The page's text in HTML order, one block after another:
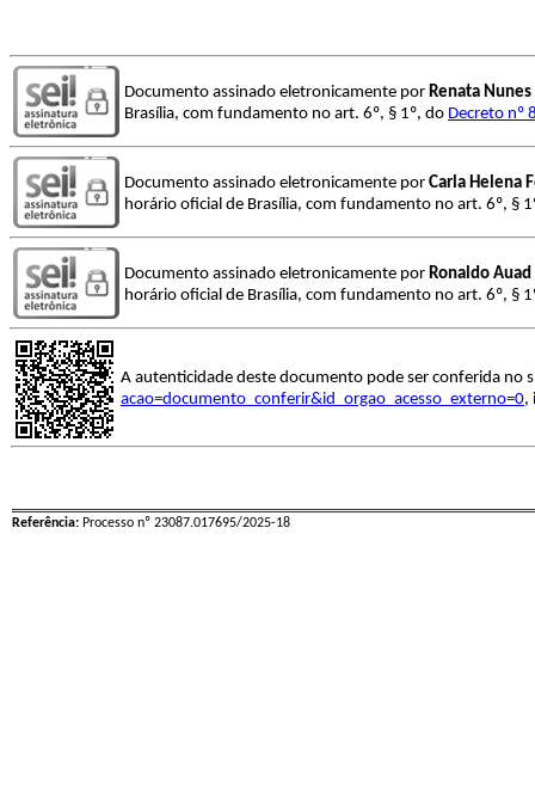
Documento assinado eletronicamente por Renata Nunes
Brasília, com fundamento no art. 6º, § 1º, do Decreto nº
Documento assinado eletronicamente por Carla Helena
horário oficial de Brasília, com fundamento no art. 6º, §
Documento assinado eletronicamente por Ronaldo
horário oficial de Brasília, com fundamento no art. 6º, §
A autenticidade deste documento pode ser conferida no
acao=documento_conferir&id_orgao_acesso_externo=0,
Referência: Processo nº 23087.017695/2025-18